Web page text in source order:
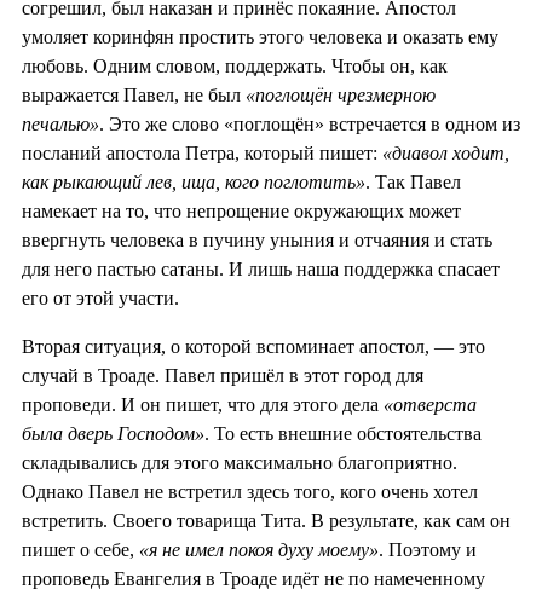
согрешил, был наказан и принёс покаяние. Апостол
умоляет коринфян простить этого человека и оказать ему
любовь. Одним словом, поддержать. Чтобы он, как
выражается Павел, не был «поглощён чрезмерною
печалью». Это же слово «поглощён» встречается в одном из
посланий апостола Петра, который пишет: «диавол ходит,
как рыкающий лев, ища, кого поглотить». Так Павел
намекает на то, что непрощение окружающих может
ввергнуть человека в пучину уныния и отчаяния и стать
для него пастью сатаны. И лишь наша поддержка спасает
его от этой участи.
Вторая ситуация, о которой вспоминает апостол, — это
случай в Троаде. Павел пришёл в этот город для
проповеди. И он пишет, что для этого дела «отверста
была дверь Господом». То есть внешние обстоятельства
складывались для этого максимально благоприятно.
Однако Павел не встретил здесь того, кого очень хотел
встретить. Своего товарища Тита. В результате, как сам он
пишет о себе, «я не имел покоя духу моему». Поэтому и
проповедь Евангелия в Троаде идёт не по намеченному